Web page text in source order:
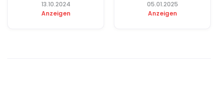
13.10.2024
Anzeigen
05.01.2025
Anzeigen